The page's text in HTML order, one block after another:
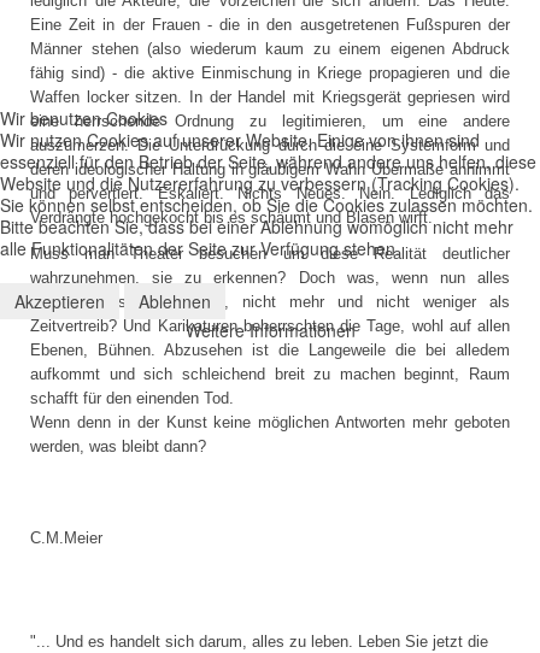
Eine Zeit in der Frauen - die in den ausgetretenen Fußspuren der
Männer stehen (also wiederum kaum zu einem eigenen Abdruck
fähig sind) - die aktive Einmischung in Kriege propagieren und die
Waffen locker sitzen. In der Handel mit Kriegsgerät gepriesen wird
eine herrschende Ordnung zu legitimieren, um eine andere
auszumerzen. Die Unterdrückung durch die eine Systemform und
deren ideologischer Haltung in gläubigem Wahn Übermaße annimmt
und pervertiert. Eskaliert. Nichts Neues. Nein. Lediglich das
Verdrängte hochgekocht bis es schäumt und Blasen wirft.
Muss man Theater besuchen um diese Realität deutlicher
wahrzunehmen, sie zu erkennen? Doch was, wenn nun alles
Unterhaltungswert darstellt, nicht mehr und nicht weniger als
Zeitvertreib? Und Karikaturen beherrschten die Tage, wohl auf allen
Ebenen, Bühnen. Abzusehen ist die Langeweile die bei alledem
aufkommt und sich schleichend breit zu machen beginnt, Raum
schafft für den einenden Tod.
Wenn denn in der Kunst keine möglichen Antworten mehr geboten
werden, was bleibt dann?
C.M.Meier
"... Und es handelt sich darum, alles zu leben. Leben Sie jetzt die
Wir benutzen Cookies
Wir nutzen Cookies auf unserer Website. Einige von ihnen sind
essenziell für den Betrieb der Seite, während andere uns helfen, diese
Website und die Nutzererfahrung zu verbessern (Tracking Cookies).
Sie können selbst entscheiden, ob Sie die Cookies zulassen möchten.
Bitte beachten Sie, dass bei einer Ablehnung womöglich nicht mehr
alle Funktionalitäten der Seite zur Verfügung stehen.
Akzeptieren
Ablehnen
Weitere Informationen